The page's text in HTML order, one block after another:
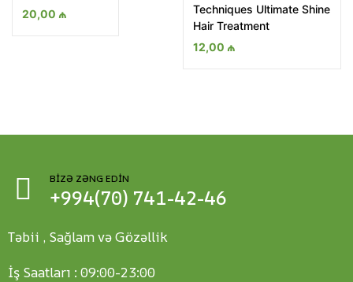
20,00 ₼
Techniques Ultimate Shine
Hair Treatment
12,00 ₼
BIZƏ ZƏNG EDIN
+994(70) 741-42-46
Təbii , Sağlam və Gözəllik
İş Saatları : 09:00-23:00